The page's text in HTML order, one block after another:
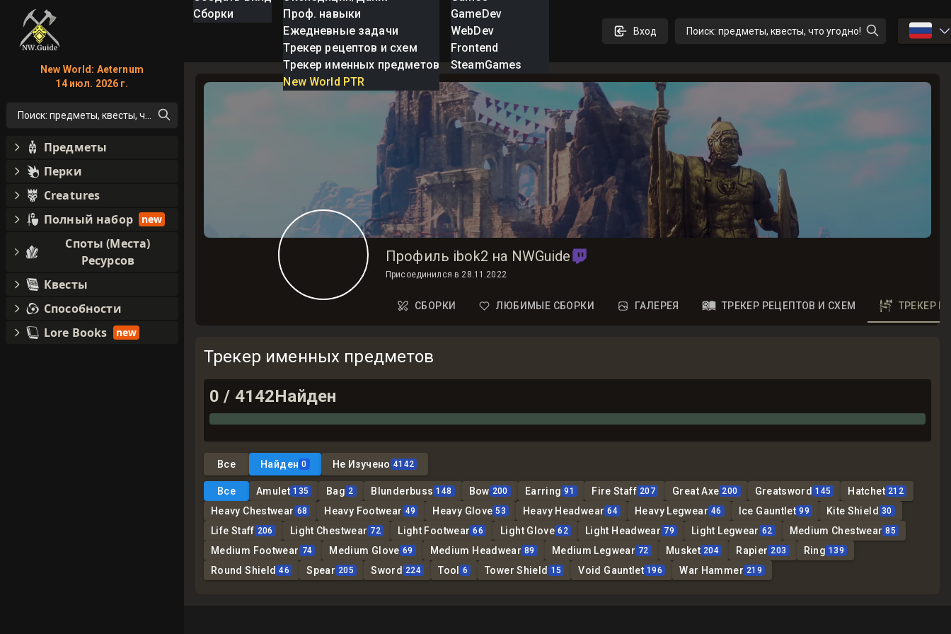
Сборки
Проф. навыки
Ежедневные задачи
Трекер рецептов и схем
Трекер именных предметов
New World PTR
GameDev
WebDev
Frontend
SteamGames
Вход Поиск: предметы, квесты, что угодно! 🇷🇺
Профиль ibok2 на NWGuide
Присоединился в 28.11.2022
СБОРКИ ЛЮБИМЫЕ СБОРКИ ГАЛЕРЕЯ ТРЕКЕР РЕЦЕПТОВ И СХЕМ ТРЕКЕР
Трекер именных предметов
0 / 4142Найден
Все Найден 0 Не Изучено 4142
Все Amulet 135 Bag 2 Blunderbuss 148 Bow 200 Earring 91 Fire Staff 207 Great Axe 200 Greatsword 145 Hatchet 212
Heavy Chestwear 68 Heavy Footwear 49 Heavy Glove 53 Heavy Headwear 64 Heavy Legwear 46 Ice Gauntlet 99 Kite Shield 30
Life Staff 206 Light Chestwear 72 Light Footwear 66 Light Glove 62 Light Headwear 79 Light Legwear 62 Medium Chestwear 85
Medium Footwear 74 Medium Glove 69 Medium Headwear 89 Medium Legwear 72 Musket 204 Rapier 203 Ring 139
Round Shield 46 Spear 205 Sword 224 Tool 6 Tower Shield 15 Void Gauntlet 196 War Hammer 219
New World: Aeternum
14 июл. 2026 г.
Поиск: предметы, квесты, что угодно!
Предметы
Перки
Creatures
Полный набор
new
Споты (Места)
Ресурсов
Квесты
Способности
Lore Books
new